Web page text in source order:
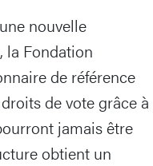
nouvelle
la Fondation
de référence
de vote grâce à
jamais être
obtient un